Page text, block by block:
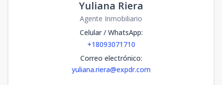
Yuliana Riera
Agente Inmobiliario
Celular / WhatsApp:
+18093071710
Correo electrónico:
yuliana.riera@expdr.com